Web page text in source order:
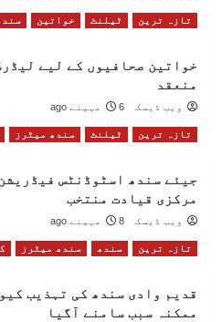
تازہ ترین ٹیلنٹ خواتین
خواتین صحافیوں کے لیے
منعقد
ویب ڈیسک 6 مہینے ago
تازہ ترین ٹیلنٹ سندھ میٹرز
جیئے سندھ اسٹوڈنٹس فیڈریشن
مرکزی قیادت منتخب
ویب ڈیسک 8 مہینے ago
تازہ ترین سندھ سندھ میٹرز
قدیم وادی سندھ کی تہذیب
ممکنہ سبب سامنے آگیا